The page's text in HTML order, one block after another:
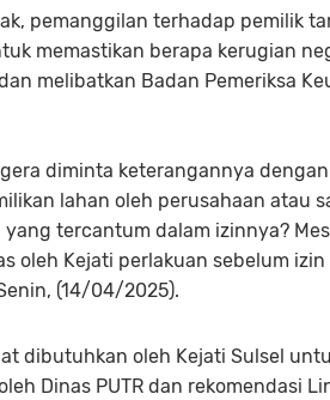
pemanggilan terhadap pemilik
memastikan berapa kerugian
melibatkan Badan Pemeriksa
diminta keterangannya
lahan oleh perusahaan atau
tercantum dalam izinnya?
oleh Kejati perlakuan sebelum izin
(14/04/2025).
dibutuhkan oleh Kejati Sulsel
Dinas PUTR dan rekomendasi